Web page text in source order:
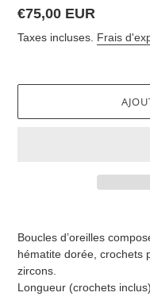
Prix
normal
€75,00 EUR
Taxes incluses. Frais
panier
Boucles d’oreilles
hématite dorée, crochets
zircons.
Longueur (crochets